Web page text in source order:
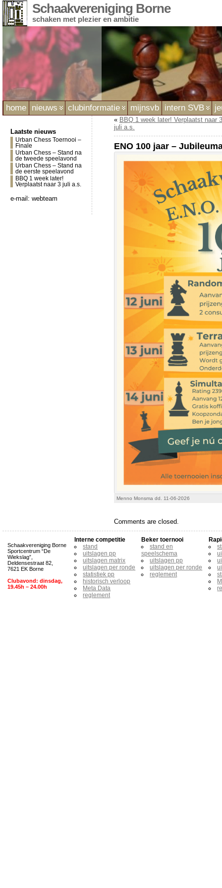
Schaakvereniging Borne
schaken met plezier en ambitie
home nieuws clubinformatie mijnsvb intern SVB
Laatste nieuws
Urban Chess Toernooi –
Finale
Urban Chess – Stand na
de tweede speelavond
Urban Chess – Stand na
de eerste speelavond
BBQ 1 week later!
Verplaatst naar 3 juli a.s.
e-mail: webteam
« BBQ 1 week later! Verplaatst naar 3
juli a.s.
ENO 100 jaar –
Menno Monsma dd. 11-06-2026
Comments are closed.
Schaakvereniging Borne
Sportcentrum “De
Wiekslag”,
Deldensestraat 82,
7621 EK Borne
Clubavond: dinsdag,
19.45h – 24.00h
Interne competitie
stand
uitslagen pp
uitslagen matrix
uitslagen per ronde
statistiek pp
historisch verloop
Meta Data
reglement
Beker toernooi
stand en
speelschema
uitslagen pp
uitslagen per ronde
reglement